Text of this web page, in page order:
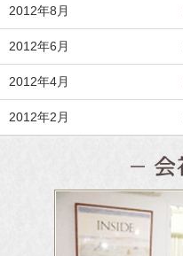
2012年8月
2012年6月
2012年4月
2012年2月